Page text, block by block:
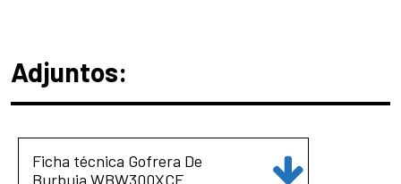
Adjuntos:
Ficha técnica Gofrera De
Burbuja WBW300XCE